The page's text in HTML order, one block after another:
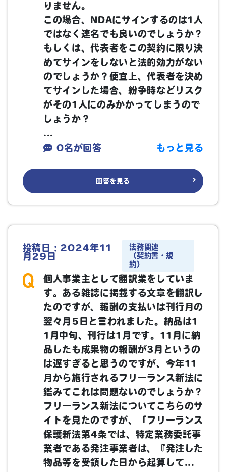
りません。
この場合、NDAにサインするのは1人
ではなく連名でも良いのでしょうか？
もしくは、代表者をこの契約に限り決
めてサインをしないと法的効力がない
のでしょうか？便宜上、代表者を決め
てサインした場合、紛争時などリスク
がその1人にのみかかってしまうので
しょうか？
...
0名が回答
もっと見る
回答を見る
投稿日：2024年11
月29日
法務関連
（契約書・規
約）
個人事業主として翻訳業をしていま
す。ある雑誌に掲載する文章を翻訳し
たのですが、報酬の支払いは刊行月の
翌々月5日と言われました。納品は1
1月中旬、刊行は1月です。11月に納
品したも成果物の報酬が3月というの
は遅すぎると思うのですが、今年11
月から施行されるフリーランス新法に
鑑みてこれは問題ないのでしょうか？
フリーランス新法についてこちらのサ
イトを見たのですが、「フリーランス
保護新法第4条では、特定業務委託事
業者である発注事業者は、『発注した
物品等を受領した日から起算して...